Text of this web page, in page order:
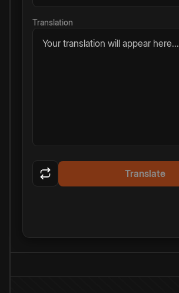
Translation
Your translation will appear here...
Translate